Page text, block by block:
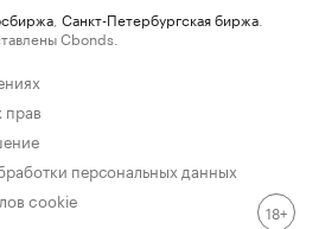
Санкт-Петербургская биржа
Cbonds.
персональных данных
cookie
18+